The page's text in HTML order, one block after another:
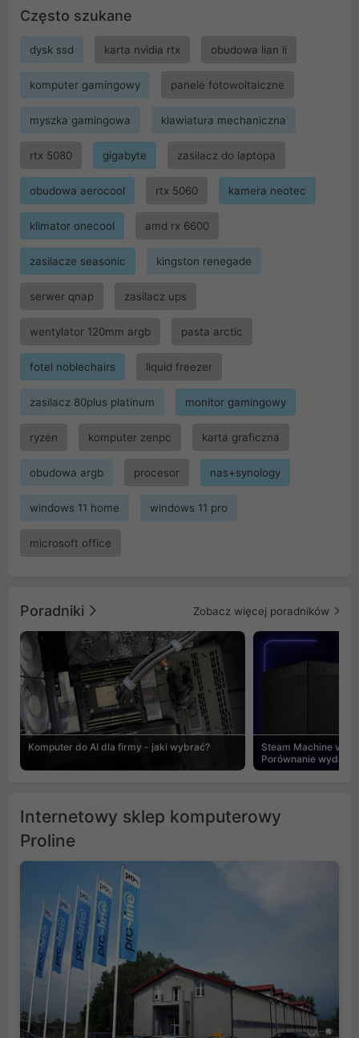
Często szukane
dysk ssd karta nvidia rtx obudowa lian li
komputer gamingowy panele fotowoltaiczne
myszka gamingowa klawiatura mechaniczna
rtx 5080 gigabyte zasilacz do laptopa
obudowa aerocool rtx 5060 kamera neotec
klimator onecool amd rx 6600
zasilacze seasonic kingston renegade
serwer qnap zasilacz ups
wentylator 120mm argb pasta arctic
fotel noblechairs liquid freezer
zasilacz 80plus platinum monitor gamingowy
ryzen komputer zenpc karta graficzna
obudowa argb procesor nas+synology
windows 11 home windows 11 pro
microsoft office
Poradniki Zobacz więcej poradników
Komputer do AI dla firmy - jaki wybrać?
Steam Machine vs
Porównanie
Internetowy sklep komputerowy
Proline